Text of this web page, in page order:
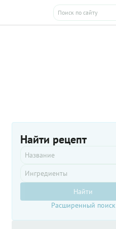
Найти рецепт
Найти
Расширенный поиск